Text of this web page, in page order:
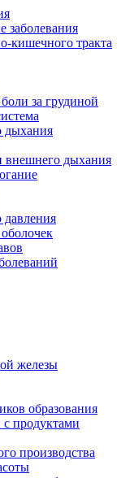
заболевания
кишечного тракта
за грудиной
дыхания
внешнего дыхания
давления
железы
образования
продуктами
производства